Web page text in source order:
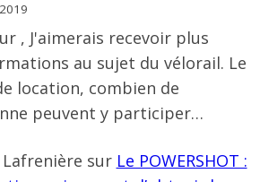
, J'aimerais recevoir plus
au sujet du vélorail. Le
location, combien de
peuvent y participer…
Lafrenière sur Le POWERSHOT :